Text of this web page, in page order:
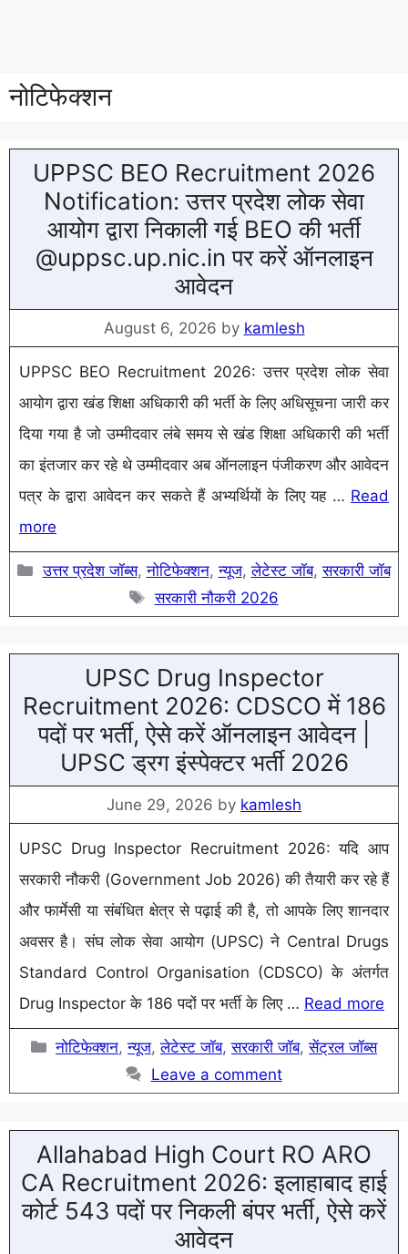
नोटिफेक्शन
UPPSC BEO Recruitment 2026
Notification: उत्तर प्रदेश लोक सेवा
आयोग द्वारा निकाली गई BEO की भर्ती
@uppsc.up.nic.in पर करें ऑनलाइन
आवेदन
August 6, 2026 by kamlesh
UPPSC BEO Recruitment 2026: उत्तर प्रदेश लोक सेवा
आयोग द्वारा खंड शिक्षा अधिकारी की भर्ती के लिए अधिसूचना जारी कर
दिया गया है जो उम्मीदवार लंबे समय से खंड शिक्षा अधिकारी की भर्ती
का इंतजार कर रहे थे उम्मीदवार अब ऑनलाइन पंजीकरण और आवेदन
पत्र के द्वारा आवेदन कर सकते हैं अभ्यर्थियों के लिए यह … Read
more
Categories
उत्तर प्रदेश जॉब्स,नोटिफेक्शन,न्यूज,लेटेस्ट जॉब,सरकारी जॉब
Tags
सरकारी नौकरी 2026
UPSC Drug Inspector
Recruitment 2026: CDSCO में 186
पदों पर भर्ती, ऐसे करें ऑनलाइन आवेदन |
UPSC ड्रग इंस्पेक्टर भर्ती 2026
June 29, 2026 by kamlesh
UPSC Drug Inspector Recruitment 2026: यदि आप
सरकारी नौकरी (Government Job 2026) की तैयारी कर रहे हैं
और फार्मेसी या संबंधित क्षेत्र से पढ़ाई की है, तो आपके लिए शानदार
अवसर है। संघ लोक सेवा आयोग (UPSC) ने Central Drugs
Standard Control Organisation (CDSCO) के अंतर्गत
Drug Inspector के 186 पदों पर भर्ती के लिए … Read more
Categories
नोटिफेक्शन,न्यूज,लेटेस्ट जॉब,सरकारी जॉब,सेंट्रल जॉब्स
Leave a comment
Allahabad High Court RO ARO
CA Recruitment 2026: इलाहाबाद हाई
कोर्ट 543 पदों पर निकली बंपर भर्ती, ऐसे करें
आवेदन